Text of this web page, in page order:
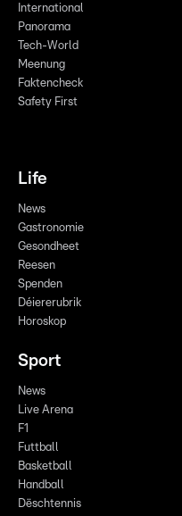
International
Panorama
Tech-World
Meenung
Faktencheck
Safety First
Life
News
Gastronomie
Gesondheet
Reesen
Spenden
Déiererubrik
Horoskop
Sport
News
Live Arena
F1
Futtball
Basketball
Handball
Dëschtennis